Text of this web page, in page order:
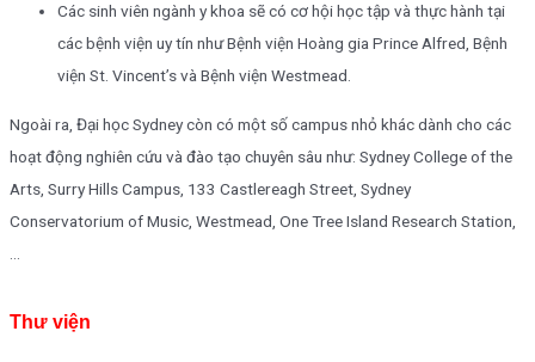
Các sinh viên ngành y khoa sẽ có cơ hội học tập và thực hành tại
các bệnh viện uy tín như Bệnh viện Hoàng gia Prince Alfred, Bệnh
viện St. Vincent’s và Bệnh viện Westmead.
Ngoài ra, Đại học Sydney còn có một số campus nhỏ khác dành cho các
hoạt động nghiên cứu và đào tạo chuyên sâu như: Sydney College of the
Arts, Surry Hills Campus, 133 Castlereagh Street, Sydney
Conservatorium of Music, Westmead, One Tree Island Research Station,
Thư viện